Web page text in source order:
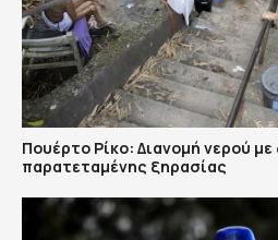
Πουέρτο Ρίκο: Διανομή νερού με
παρατεταμένης ξηρασίας